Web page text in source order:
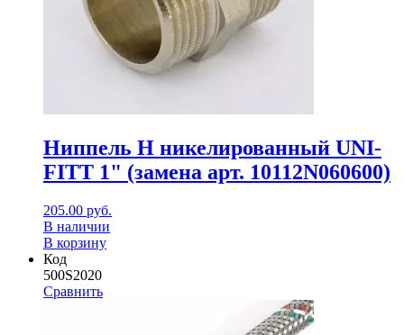
Ниппель Н никелированный UNI-
FITT 1" (замена арт. 10112N060600)
205.00 руб.
В наличии
В корзину
Код
500S2020
Сравнить